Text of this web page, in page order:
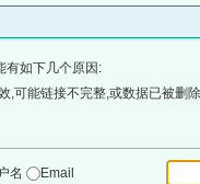
有如下几个原因:
,可能链接不完整,或数据已被删
名
Email